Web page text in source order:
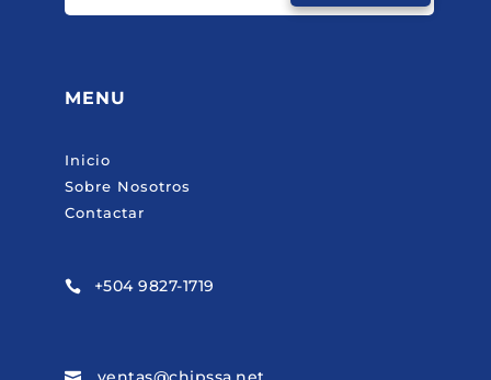
MENU
Inicio
Sobre Nosotros
Contactar
 +504 9827-1719